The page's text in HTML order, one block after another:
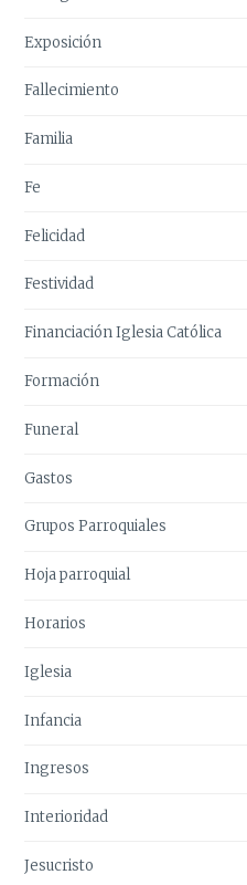
Exposición
Fallecimiento
Familia
Fe
Felicidad
Festividad
Financiación Iglesia Católica
Formación
Funeral
Gastos
Grupos Parroquiales
Hoja parroquial
Horarios
Iglesia
Infancia
Ingresos
Interioridad
Jesucristo